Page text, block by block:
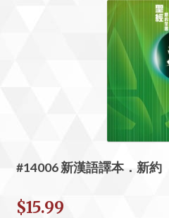
#14006 新漢語譯本．新約
$15.99